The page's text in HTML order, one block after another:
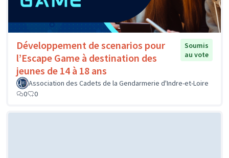
Développement de scenarios pour
l’Escape Game à destination des
jeunes de 14 à 18 ans
Soumis
au vote
Association des Cadets de la Gendarmerie d'Indre-et-Loire
0
0